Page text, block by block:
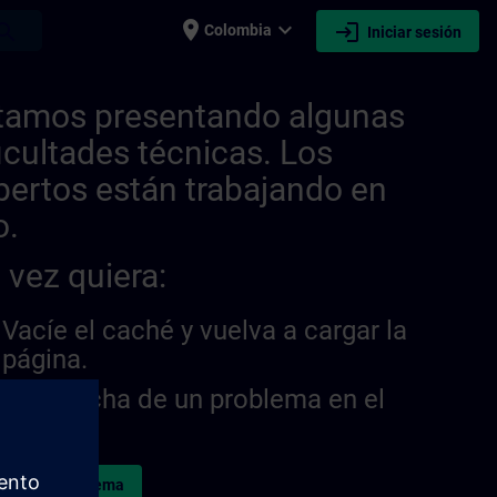
place Colombia expand_more login Iniciar sesión
presentando algunas
técnicas. Los
están trabajando en
vez quiera:
Vacíe el caché y vuelva a cargar la
página.
¿Sospecha de un problema en el
el problema